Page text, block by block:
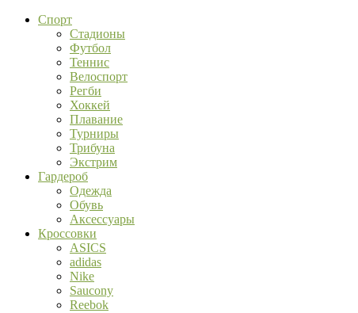
Спорт
Стадионы
Футбол
Теннис
Велоспорт
Регби
Хоккей
Плавание
Турниры
Трибуна
Экстрим
Гардероб
Одежда
Обувь
Аксессуары
Кроссовки
ASICS
adidas
Nike
Saucony
Reebok